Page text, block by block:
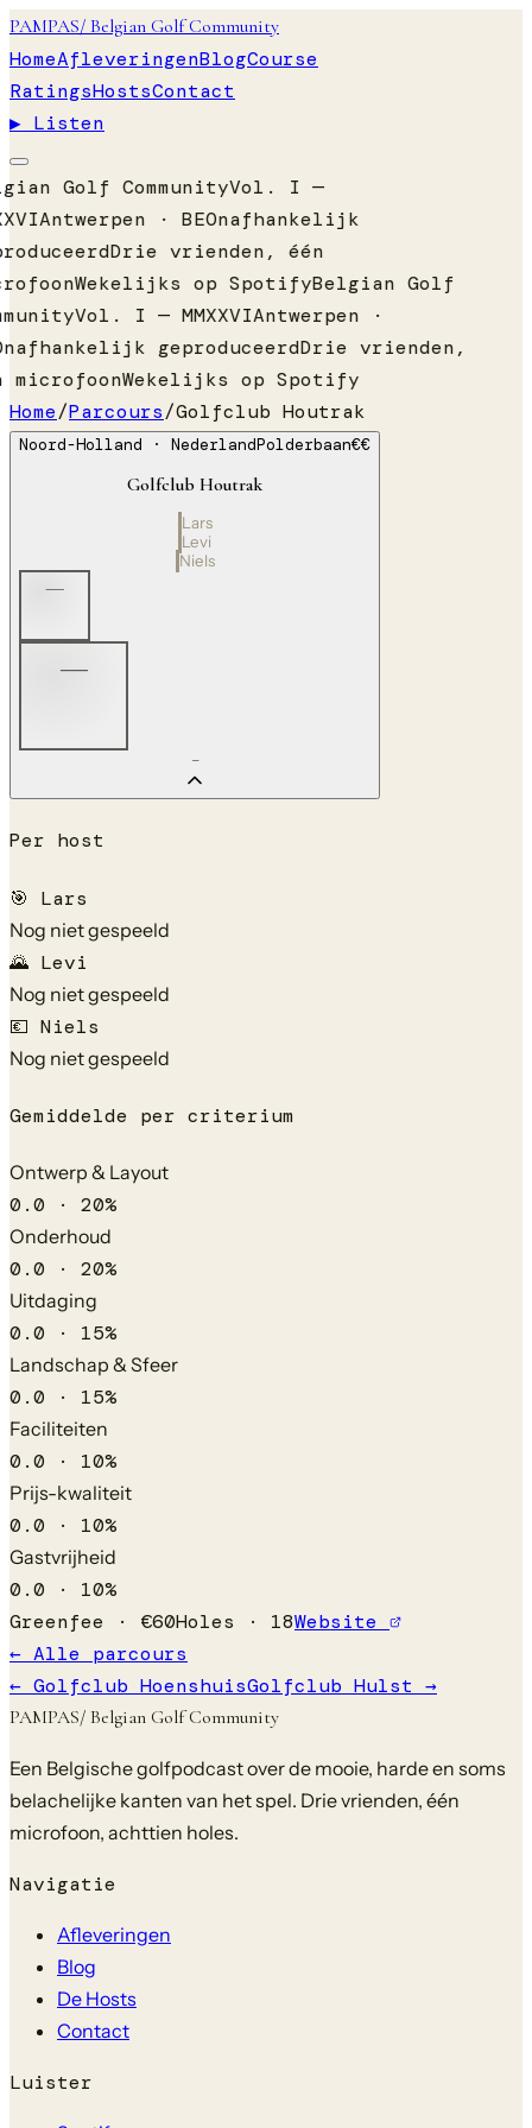
PAMPAS/ Belgian Golf Community
HomeAfleveringenBlogCourse
RatingsHostsContact
▶ Listen
Golf CommunityVol. I —
Antwerpen · BEOnafhankelijk
Drie vrienden, één
Wekelijks op SpotifyBelgian Golf
Vol. I — MMXXVIAntwerpen ·
geproduceerdDrie vrienden,
microfoonWekelijks op Spotify
Home/Parcours/Golfclub Houtrak
Noord-Holland · NederlandPolderbaan€€
Golfclub Houtrak
Lars
Levi
Niels
—
—
—
Per host
🎯 Lars
Nog niet gespeeld
🌄 Levi
Nog niet gespeeld
💶 Niels
Nog niet gespeeld
Gemiddelde per criterium
Ontwerp & Layout
0.0 · 20%
Onderhoud
0.0 · 20%
Uitdaging
0.0 · 15%
Landschap & Sfeer
0.0 · 15%
Faciliteiten
0.0 · 10%
Prijs-kwaliteit
0.0 · 10%
Gastvrijheid
0.0 · 10%
Greenfee · €60Holes · 18Website
← Alle parcours
← Golfclub HoenshuisGolfclub Hulst →
PAMPAS/ Belgian Golf Community
Een Belgische golfpodcast over de mooie, harde en soms
belachelijke kanten van het spel. Drie vrienden, één
microfoon, achttien holes.
Navigatie
Afleveringen
Blog
De Hosts
Contact
Luister